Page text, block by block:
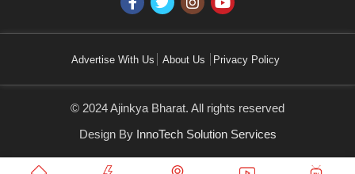
Advertise With Us About Us Privacy Policy
© 2024 Ajinkya Bharat. All rights reserved
Design By InnoTech Solution Services